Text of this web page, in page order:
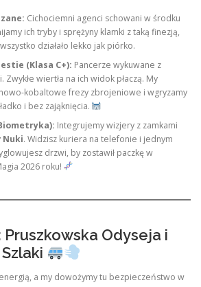
Cichociemni agenci schowani w środku
ich tryby i sprężyny klamki z taką finezją,
działało lekko jak piórko.
(Klasa C+): Pancerze wykuwane z
Zwykłe wiertła na ich widok płaczą. My
kobaltowe frezy zbrojeniowe i wgryzamy
i bez zająknięcia.
Integrujemy wizjery z zamkami
Nuki. Widzisz kuriera na telefonie i jednym
drzwi, by zostawił paczkę w
2026 roku!
Pruszkowska Odyseja i
a my dowożymy tu bezpieczeństwo w